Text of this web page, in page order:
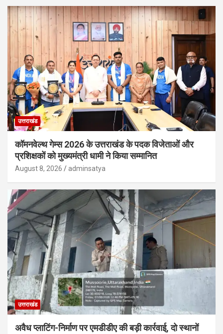
उत्तराखंड
कॉमनवेल्थ गेम्स 2026 के उत्तराखंड के पदक विजेताओं और
प्रशिक्षकों को मुख्यमंत्री धामी ने किया सम्मानित
August 8, 2026 adminsatya
उत्तराखंड
अवैध प्लाटिंग-निर्माण पर एमडीडीए की बड़ी कार्रवाई, दो स्थानों